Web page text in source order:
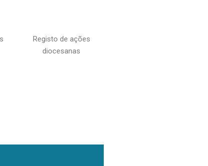
Registo de ações
diocesanas